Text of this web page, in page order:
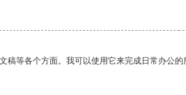
等各个方面。我可以使用它来完成日常办公的